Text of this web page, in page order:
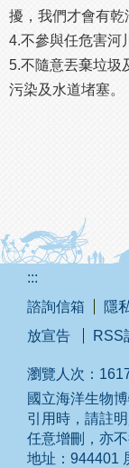
擾，我們才會有乾
4.不參與任危害河
5.不隨意丟棄垃圾
污染及水道堵塞。
:::
諮詢信箱
隱
放宣告
RSS
瀏覽人次：
國立海洋生物
引用時，請註
任意增刪，亦
地址：944401